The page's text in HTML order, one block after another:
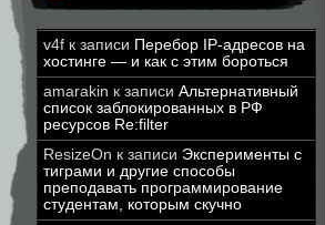
v4f к записи Перебор IP-адресов на
хостинге — и как с этим бороться
amarakin к записи Альтернативный
список заблокированных в РФ
ресурсов Re:filter
ResizeOn к записи Эксперименты с
тиграми и другие способы
преподавать программирование
студентам, которым скучно